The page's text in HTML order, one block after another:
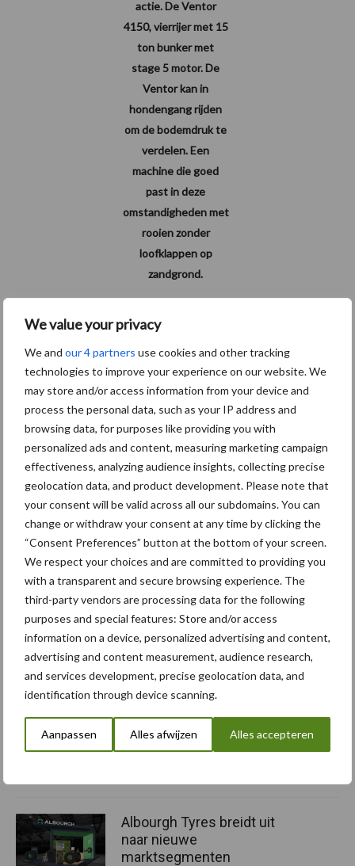
We value your privacy
We and our 4 partners use cookies and other tracking
technologies to improve your experience on our website. We
may store and/or access information from your device and
process the personal data, such as your IP address and
browsing data, for purposes like providing you with
personalized ads and content, measuring marketing campaign
effectiveness, analyzing audience insights, collecting precise
geolocation data, and product development. Please note that
your consent will be valid across all our subdomains. You can
change or withdraw your consent at any time by clicking the
“Consent Preferences” button at the bottom of your screen.
We respect your choices and are committed to providing you
with a transparent and secure browsing experience. The
third-party vendors are processing data for the following
purposes and special features: Store and/or access
information on a device, personalized advertising and content,
advertising and content measurement, audience research,
and services development, precise geolocation data, and
identification through device scanning.
Aanpassen Alles afwijzen Alles accepteren
actie. De Ventor
4150, vierrijer met 15
ton bunker met
stage 5 motor. De
Ventor kan in
hondengang rijden
om de bodemdruk te
verdelen. Een
machine die goed
past in deze
omstandigheden met
rooien zonder
loofklappen op
zandgrond.
Tags
Potato Europe
Speciaal voor jou! Nieuws over
“Hoge verwachtingen van
schijven voor kouters”
Albourgh Tyres breidt uit
naar nieuwe
marktsegmenten